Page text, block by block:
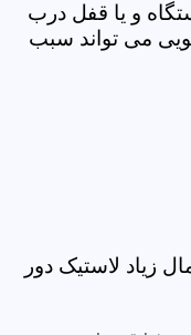
و یا قفل درب
می تواند سبب
زیاد لاستیک دور